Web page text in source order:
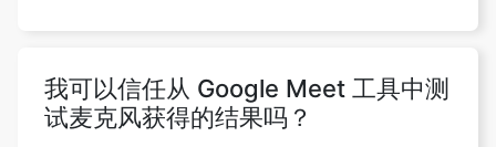
我可以信任从 Google Meet 工具中测
试麦克风获得的结果吗？